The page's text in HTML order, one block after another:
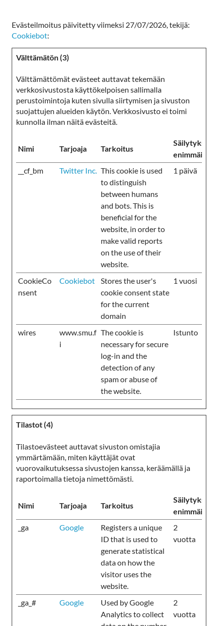
Evästeilmoitus päivitetty viimeksi 27/07/2026, tekijä:
Cookiebot:
Välttämätön (3)
Välttämättömät evästeet auttavat tekemään
verkkosivustosta käyttökelpoisen sallimalla
perustoimintoja kuten sivulla siirtymisen ja sivuston
suojattujen alueiden käytön. Verkkosivusto ei toimi
kunnolla ilman näitä evästeitä.
Nimi Tarjoaja Tarkoitus
Säilytyksen
__cf_bm
Twitter Inc. This cookie is used
to distinguish
between humans
and bots. This is
beneficial for the
website, in order to
make valid reports
on the use of their
website.
1 päivä
CookieCo
nsent
Cookiebot
Stores the user's
cookie consent state
for the current
domain
1 vuosi
wires
www.smu.f
i
The cookie is
necessary for secure
log-in and the
detection of any
spam or abuse of
the website.
Istunto
Tilastot (4)
Tilastoevästeet auttavat sivuston omistajia
ymmärtämään, miten käyttäjät ovat
vuorovaikutuksessa sivustojen kanssa, keräämällä ja
raportoimalla tietoja nimettömästi.
Nimi Tarjoaja Tarkoitus
Säilytyksen
_ga
Google
Registers a unique
ID that is used to
generate statistical
data on how the
visitor uses the
website.
2
vuotta
_ga_# Google
Used by Google
Analytics to collect
2
vuotta